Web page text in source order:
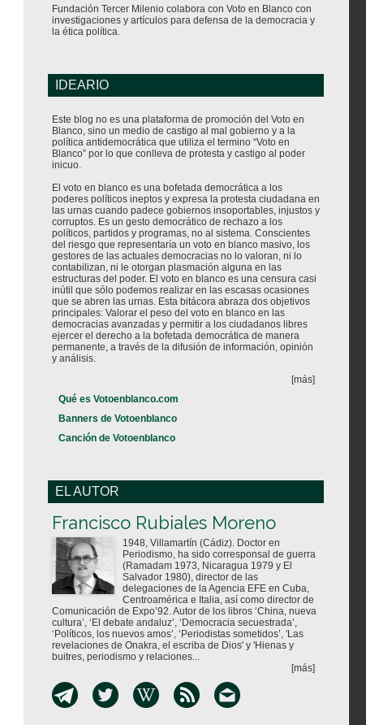
Fundación Tercer Milenio colabora con Voto en Blanco con
investigaciones y artículos para defensa de la democracia y
la ética política.
IDEARIO
Este blog no es una plataforma de promoción del Voto en
Blanco, sino un medio de castigo al mal gobierno y a la
política antidemocrática que utiliza el termino “Voto en
Blanco” por lo que conlleva de protesta y castigo al poder
inicuo.
El voto en blanco es una bofetada democrática a los
poderes políticos ineptos y expresa la protesta ciudadana en
las urnas cuando padece gobiernos insoportables, injustos y
corruptos. Es un gesto democrático de rechazo a los
políticos, partidos y programas, no al sistema. Conscientes
del riesgo que representaría un voto en blanco masivo, los
gestores de las actuales democracias no lo valoran, ni lo
contabilizan, ni le otorgan plasmación alguna en las
estructuras del poder. El voto en blanco es una censura casi
inútil que sólo podemos realizar en las escasas ocasiones
que se abren las urnas. Esta bitácora abraza dos objetivos
principales: Valorar el peso del voto en blanco en las
democracias avanzadas y permitir a los ciudadanos libres
ejercer el derecho a la bofetada democrática de manera
permanente, a través de la difusión de información, opinión
y análisis.
[más]
Qué es Votoenblanco.com
Banners de Votoenblanco
Canción de Votoenblanco
EL AUTOR
Francisco Rubiales Moreno
1948, Villamartín (Cádiz). Doctor en
Periodismo, ha sido corresponsal de guerra
(Ramadam 1973, Nicaragua 1979 y El
Salvador 1980), director de las
delegaciones de la Agencia EFE en Cuba,
Centroamérica e Italia, así como director de
Comunicación de Expo’92. Autor de los libros ‘China, nueva
cultura’, ‘El debate andaluz’, ‘Democracia secuestrada’,
‘Políticos, los nuevos amos’, ‘Periodistas sometidos’, 'Las
revelaciones de Onakra, el escriba de Dios' y 'Hienas y
buitres, periodismo y relaciones...
[más]